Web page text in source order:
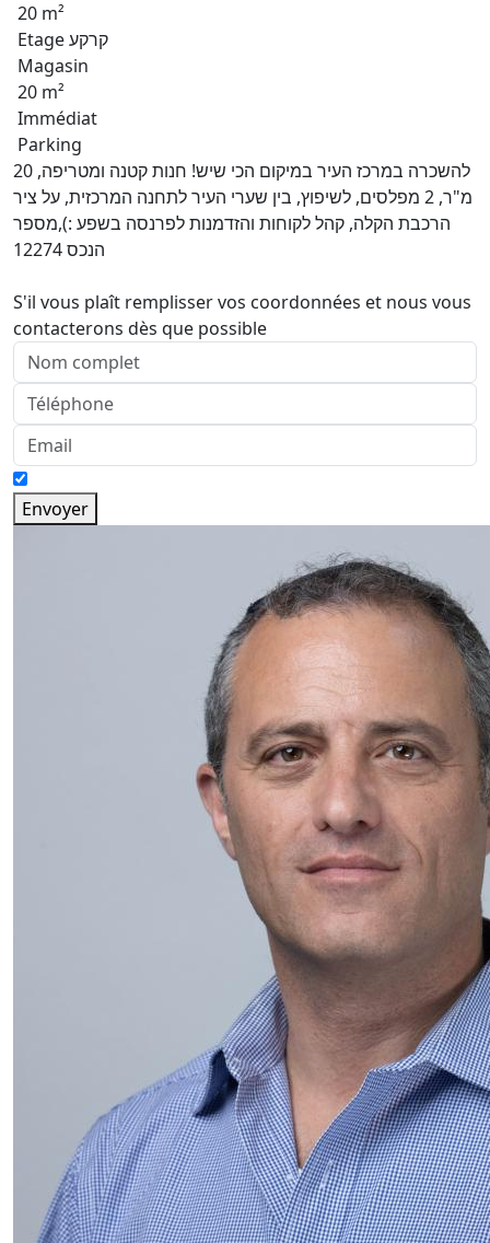
20 m²
Etage קרקע
Magasin
20 m²
Immédiat
Parking
להשכרה במרכז העיר במיקום הכי שיש! חנות קטנה ומטריפה, 20
מ"ר, 2 מפלסים, לשיפוץ, בין שערי העיר לתחנה המרכזית, על ציר
הרכבת הקלה, קהל לקוחות והזדמנות לפרנסה בשפע :),מספר
הנכס 12274
S'il vous plaît remplisser vos coordonnées et nous vous
contacterons dès que possible
Envoyer